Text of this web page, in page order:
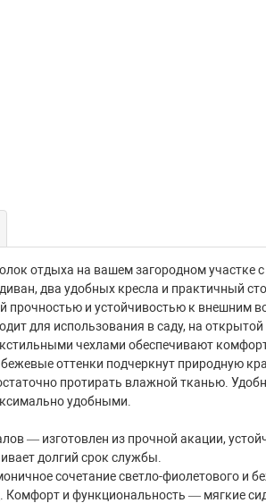
отдыха на вашем загородном участке
два удобных кресла и практичный
прочностью и устойчивостью к внешним
для использования в саду, на
чехлами обеспечивают
оттенки подчеркнут природную
протирать влажной тканью.
удобными.
— изготовлен из прочной акации,
долгий срок службы.
сочетание светло-фиолетового и
и функциональность — мягкие